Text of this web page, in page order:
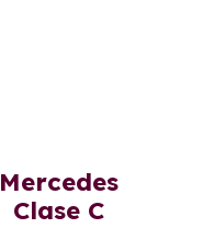
Mercedes
Clase C